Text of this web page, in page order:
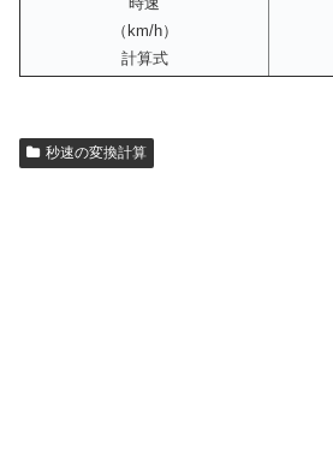
（km/h）
計算式
秒速の変換計算